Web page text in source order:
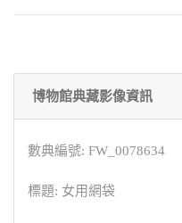
博物館典藏影像資訊
數典編號: FW_0078634
標題: 女用網袋